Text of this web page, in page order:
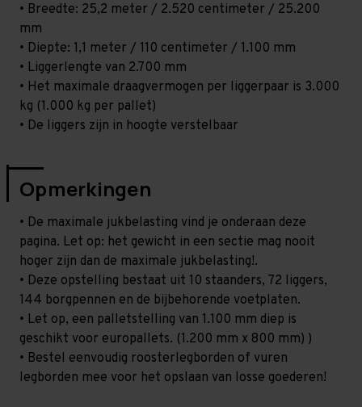
• Breedte: 25,2 meter / 2.520 centimeter / 25.200
mm
• Diepte: 1,1 meter / 110 centimeter / 1.100 mm
• Liggerlengte van 2.700 mm
• Het maximale draagvermogen per liggerpaar is 3.000
kg (1.000 kg per pallet)
• De liggers zijn in hoogte verstelbaar
Opmerkingen
• De maximale jukbelasting vind je onderaan deze
pagina. Let op: het gewicht in een sectie mag nooit
hoger zijn dan de maximale jukbelasting!.
• Deze opstelling bestaat uit 10 staanders, 72 liggers,
144 borgpennen en de bijbehorende voetplaten.
• Let op, een palletstelling van 1.100 mm diep is
geschikt voor europallets. (1.200 mm x 800 mm) )
• Bestel eenvoudig roosterlegborden of vuren
legborden mee voor het opslaan van losse goederen!